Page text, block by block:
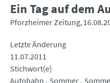
Ein Tag auf dem
Pforzheimer Zeitung
Letzte Änderung
11.07.2011
Stichwort(e)
Autobahn
Sommer